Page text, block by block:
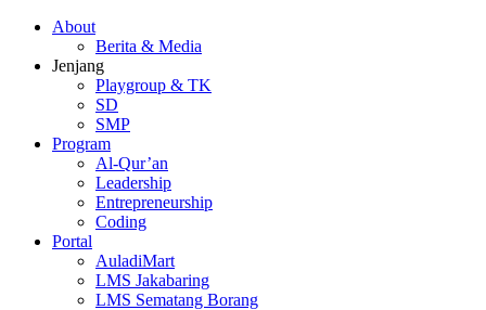
About
Berita & Media
Jenjang
Playgroup & TK
SD
SMP
Program
Al-Qur’an
Leadership
Entrepreneurship
Coding
Portal
AuladiMart
LMS Jakabaring
LMS Sematang Borang